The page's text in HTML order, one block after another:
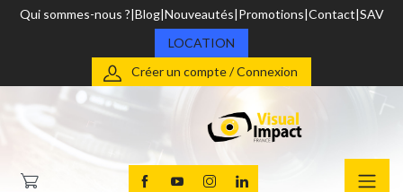
Qui sommes-nous ? Blog Nouveautés Promotions Contact SAV
LOCATION
Créer un compte / Connexion